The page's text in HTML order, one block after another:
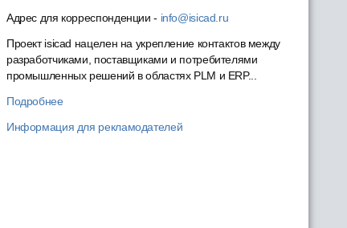
Адрес для корреспонденции - info@isicad.ru
Проект isicad нацелен на укрепление контактов между
разработчиками, поставщиками и потребителями
промышленных решений в областях PLM и ERP...
Подробнее
Информация для рекламодателей